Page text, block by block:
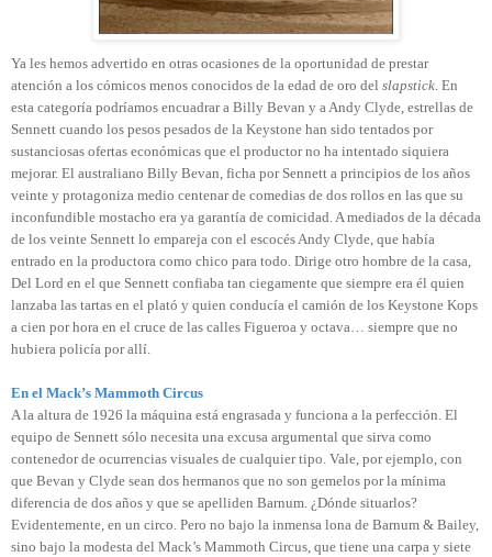
Ya les hemos advertido en otras ocasiones de la oportunidad de prestar
atención a los cómicos menos conocidos de la edad de oro del slapstick . En
esta categoría podríamos encuadrar a Billy Bevan y a Andy Clyde, estrellas de
Sennett cuando los pesos pesados de la Keystone han sido tentados por
sustanciosas ofertas económicas que el productor no ha intentado siquiera
mejorar. El australiano Billy Bevan, ficha por Sennett a principios de los años
veinte y protagoniza medio centenar de comedias de dos rollos en las que su
inconfundible mostacho era ya garantía de comicidad. A mediados de la década
de los veinte Sennett lo empareja con el escocés Andy Clyde, que había
entrado en la productora como chico para todo. Dirige otro hombre de la casa,
Del Lord en el que Sennett confiaba tan ciegamente que siempre era él quien
lanzaba las tartas en el plató y quien conducía el camión de los Keystone Kops
a cien por hora en el cruce de las calles Figueroa y octava… siempre que no
hubiera policía por allí.
En el Mack’s Mammoth Circus
A la altura de 1926 la máquina está engrasada y funciona a la perfección. El
equipo de Sennett sólo necesita una excusa argumental que sirva como
contenedor de ocurrencias visuales de cualquier tipo. Vale, por ejemplo, con
que Bevan y Clyde sean dos hermanos que no son gemelos por la mínima
diferencia de dos años y que se apelliden Barnum. ¿Dónde situarlos?
Evidentemente, en un circo. Pero no bajo la inmensa lona de Barnum & Bailey,
sino bajo la modesta del Mack’s Mammoth Circus, que tiene una carpa y siete